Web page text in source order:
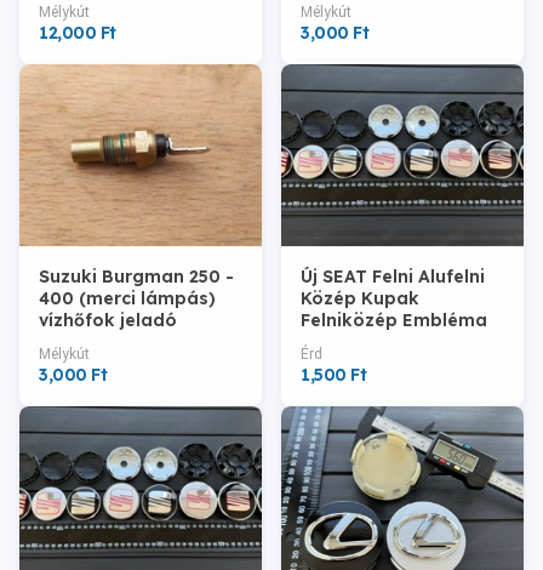
Mélykút
12,000 Ft
Mélykút
3,000 Ft
Suzuki Burgman 250 -
400 (merci lámpás)
vízhőfok jeladó
Mélykút
3,000 Ft
Új SEAT Felni Alufelni
Közép Kupak
Felniközép Embléma
Felnikupak Jel
Érd
1,500 Ft